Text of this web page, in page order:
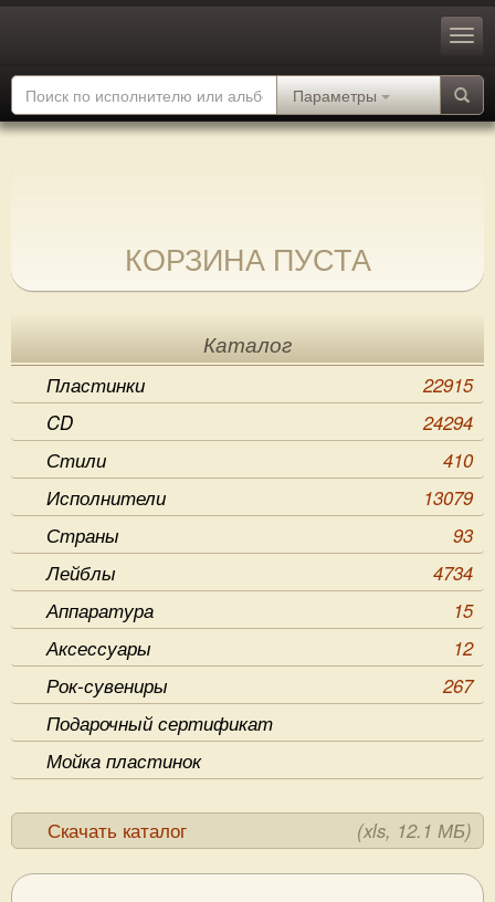
Параметры
КОРЗИНА ПУСТА
Каталог
Пластинки
22915
CD
24294
Стили
410
Исполнители
13079
Страны
93
Лейблы
4734
Аппаратура
15
Аксессуары
12
Рок-сувениры
267
Подарочный сертификат
Мойка пластинок
Скачать каталог (xls, 12.1 МБ)